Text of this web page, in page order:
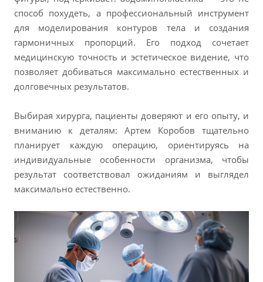
способ похудеть, а профессиональный инструмент
для моделирования контуров тела и создания
гармоничных пропорций. Его подход сочетает
медицинскую точность и эстетическое видение, что
позволяет добиваться максимально естественных и
долговечных результатов.
Выбирая хирурга, пациенты доверяют и его опыту, и
вниманию к деталям: Артем Коробов тщательно
планирует каждую операцию, ориентируясь на
индивидуальные особенности организма, чтобы
результат соответствовал ожиданиям и выглядел
максимально естественно.